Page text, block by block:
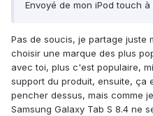
Envoyé de mon iPod touch
Pas de soucis, je partage juste
choisir une marque des plus
avec toi, plus c'est populaire,
support du produit, ensuite, ça
pencher dessus, mais comme
Samsung Galaxy Tab S 8.4 ne